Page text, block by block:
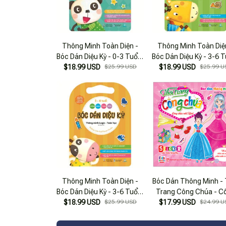
Thông Minh Toàn Diện -
Bóc Dán Diệu Kỳ - 0-3 Tuổi -
Thông Minh Ngôn Ngữ
$18.99 USD $25.99 USD
Thông Minh Toàn
Bóc Dán Diệu Kỳ - 3-6
Thông Minh Âm
$18.99 USD $25.99
Thông Minh Toàn Diện -
Bóc Dán Diệu Kỳ - 3-6 Tuổi -
Thông Minh Logic-Toán
$18.99 USD $25.99 USD
Bóc Dán Thông Minh -
Trang Công Chúa -
Chúa Nhỏ Ariel
$17.99 USD $24.99